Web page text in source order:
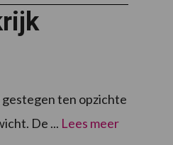
ten opzichte
De ... Lees meer